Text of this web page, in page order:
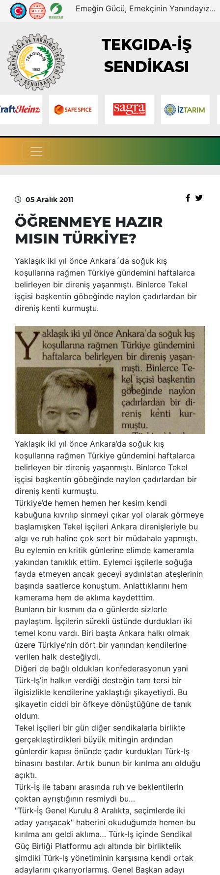
Emeğin Gücü, Emekçinin Yanındayız...
TEKGIDA-İŞ
SENDİKASI
05 Aralık 2011
ÖĞRENMEYE HAZIR
MISIN TÜRKİYE?
Yaklaşık iki yıl önce Ankara´da soğuk kış
koşullarına rağmen Türkiye gündemini haftalarca
belirleyen bir direniş yaşanmıştı. Binlerce Tekel
işçisi başkentin göbeğinde naylon çadırlardan bir
direniş kenti kurmuştu.
Yaklaşık iki yıl önce Ankara’da soğuk kış
koşullarına rağmen Türkiye gündemini haftalarca
belirleyen bir direniş yaşanmıştı. Binlerce Tekel
işçisi başkentin göbeğinde naylon çadırlardan bir
direniş kenti kurmuştu.
Türkiye’de hemen hemen her kesim kendi
kabuğuna kıvrılıp sinmeyi çıkar yol olarak görmeye
başlamışken Tekel işçileri Ankara direnişleriyle bu
algı ve ruh haline çok sert bir müdahale yapmıştı.
Bu eylemin en kritik günlerine elimde kameramla
yakından tanıklık ettim. Eylemci işçilerle soğuğa
fayda etmeyen ancak geceyi aydınlatan ateşlerinin
başında saatlerce konuştum. Anlattıklarını hem
kamerama hem de aklıma kaydetttim.
Bunların bir kısmını da o günlerde sizlerle
paylaştım. İşçilerin sürekli üstünde durdukları iki
temel konu vardı. Biri başta Ankara halkı olmak
üzere Türkiye’nin dört bir yanından kendilerine
verilen halk desteğiydi.
Diğeri de bağlı oldukları konfederasyonun yani
Türk-lş’in halkın verdiği desteğin tam tersi bir
ilgisizlikle kendilerine yaklaştığı şikayetiydi. Bu
şikayetin ciddi bir öfkeye dönüştüğüne de tanık
oldum.
Tekel işçileri bir gün diğer sendikalarla birlikte
gerçekleştirdikleri büyük mitingin ardından
günlerdir kapısı önünde çadır kurdukları Türk-lş
binasını bastılar. Artık bunun bir kırılma anı olduğu
açıktı.
Türk-İş ile tabanı arasında ruh ve beklentilerin
çoktan ayrıştığının resmiydi bu…
"Türk-İş Genel Kurulu 8 Aralıkta, seçimlerde iki
aday yarışacak" haberini okuduğumda hemen bu
kırılma anı geldi aklıma… Türk-lş içinde Sendikal
Güç Birliği Platformu adı altında bir birliktelik
şimdiki Türk-lş yönetiminin karşısına kendi ortak
adaylarını çıkarıyorlarmış. Genel Başkan adayı